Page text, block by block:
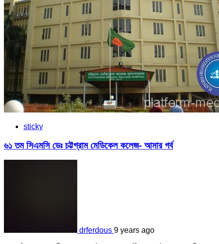
sticky
৬১ তম সিএমসি ডেঃ চট্টগ্রাম মেডিকেল কলেজ- আমার গর্ব
drferdous 9 years ago